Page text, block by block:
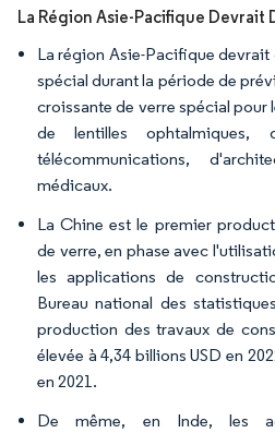
La Région Asie-Pacifique Devrait
La région Asie-Pacifique
spécial durant la période de
croissante de verre spécial
de lentilles ophtalmiques,
télécommunications,
médicaux.
La Chine est le premier
de verre, en phase avec
les applications de
Bureau national des
production des travaux de
élevée à 4,34 billions USD en
en 2021.
De même, en Inde, les